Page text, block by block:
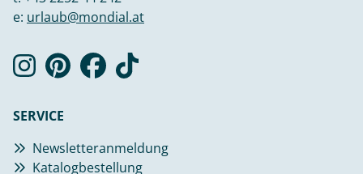
e: urlaub@mondial.at
SERVICE
Newsletteranmeldung
Katalogbestellung